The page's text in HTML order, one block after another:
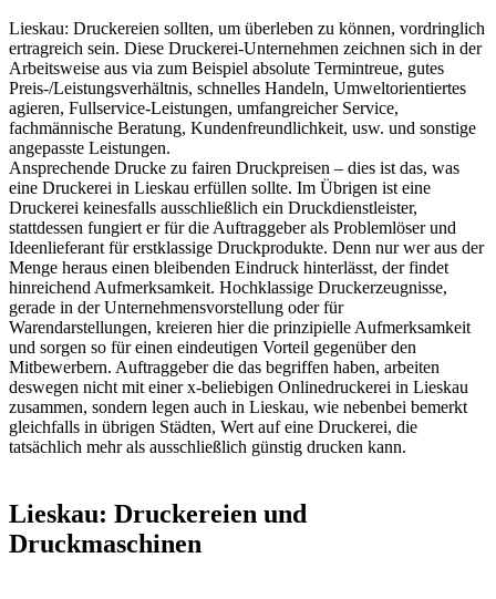
Lieskau: Druckereien sollten, um überleben zu können, vordringlich
ertragreich sein. Diese Druckerei-Unternehmen zeichnen sich in der
Arbeitsweise aus via zum Beispiel absolute Termintreue, gutes
Preis-/Leistungsverhältnis, schnelles Handeln, Umweltorientiertes
agieren, Fullservice-Leistungen, umfangreicher Service,
fachmännische Beratung, Kundenfreundlichkeit, usw. und sonstige
angepasste Leistungen.
Ansprechende Drucke zu fairen Druckpreisen – dies ist das, was
eine Druckerei in Lieskau erfüllen sollte. Im Übrigen ist eine
Druckerei keinesfalls ausschließlich ein Druckdienstleister,
stattdessen fungiert er für die Auftraggeber als Problemlöser und
Ideenlieferant für erstklassige Druckprodukte. Denn nur wer aus der
Menge heraus einen bleibenden Eindruck hinterlässt, der findet
hinreichend Aufmerksamkeit. Hochklassige Druckerzeugnisse,
gerade in der Unternehmensvorstellung oder für
Warendarstellungen, kreieren hier die prinzipielle Aufmerksamkeit
und sorgen so für einen eindeutigen Vorteil gegenüber den
Mitbewerbern. Auftraggeber die das begriffen haben, arbeiten
deswegen nicht mit einer x-beliebigen Onlinedruckerei in Lieskau
zusammen, sondern legen auch in Lieskau, wie nebenbei bemerkt
gleichfalls in übrigen Städten, Wert auf eine Druckerei, die
tatsächlich mehr als ausschließlich günstig drucken kann.
Lieskau: Druckereien und
Druckmaschinen